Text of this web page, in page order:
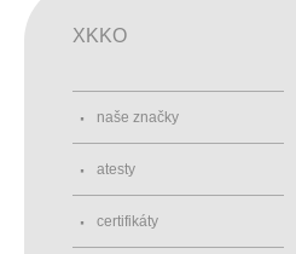
XKKO
naše značky
atesty
certifikáty